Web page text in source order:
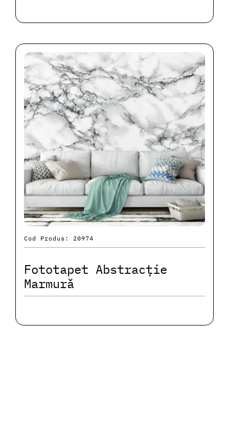
Cod Produs: 20974
Fototapet Abstracție
Marmură